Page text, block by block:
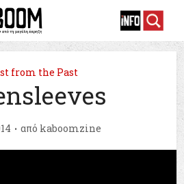
from the Past
από kaboomzine